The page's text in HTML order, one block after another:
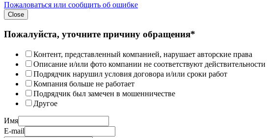
Пожаловаться или сообщить об ошибке
Close
Пожалуйста, уточните причину обращения*
Контент, представленный компанией, нарушает авторские права
Описание и/или фото компании не соответствуют действительности
Подрядчик нарушил условия договора и/или сроки работ
Компания больше не работает
Подрядчик был замечен в мошенничестве
Другое
Имя
E-mail